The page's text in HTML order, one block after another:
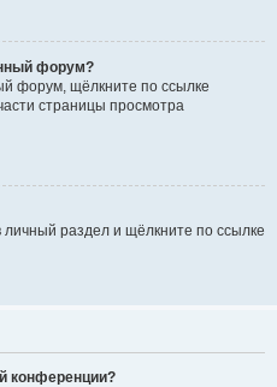
форум?
форум, щёлкните по ссылке
страницы просмотра
личный раздел и щёлкните по ссылке
конференции?